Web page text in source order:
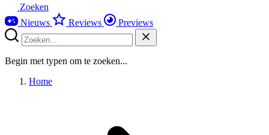
Zoeken
Nieuws
Reviews Previews
Begin met typen om te zoeken...
Home